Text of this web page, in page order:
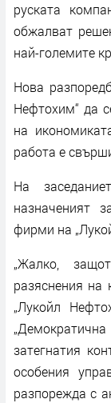
руската
обжалват
най-големите
Нова
Нефтохим“ да
на
работа е
На
назначеният
фирми на
„Жалко,
разяснения на
„Лукойл
затегнатия
особения
разпорежда с